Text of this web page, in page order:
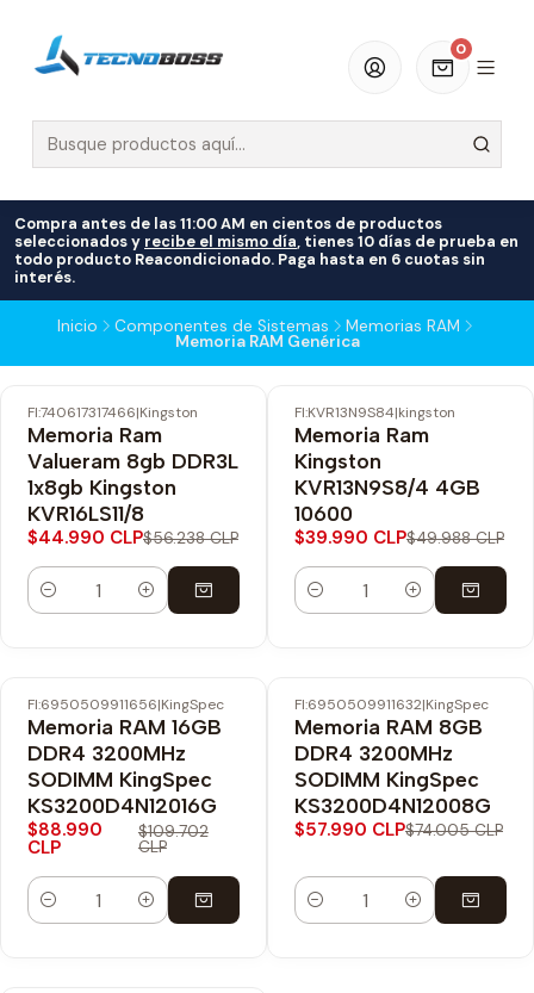
0
Compra antes de las 11:00 AM en cientos de productos
seleccionados y recibe el mismo día, tienes 10 días de prueba en
todo producto Reacondicionado. Paga hasta en 6 cuotas sin
interés.
Inicio Componentes de Sistemas Memorias RAM
Memoria RAM Genérica
-20% OFF
FI:740617317466|Kingston
Memoria Ram
Valueram 8gb DDR3L
1x8gb Kingston
KVR16LS11/8
$44.990 CLP$56.238 CLP
Cantidad
-20% OFF
FI:KVR13N9S84|kingston
Memoria Ram
Kingston
KVR13N9S8/4 4GB
10600
$39.990 CLP$49.988 CLP
Cantidad
-19% OFF
FI:6950509911656|KingSpec
Memoria RAM 16GB
DDR4 3200MHz
SODIMM KingSpec
KS3200D4N12016G
$88.990
CLP
$109.702
CLP
Cantidad
-22% OFF
FI:6950509911632|KingSpec
Memoria RAM 8GB
DDR4 3200MHz
SODIMM KingSpec
KS3200D4N12008G
$57.990 CLP$74.005 CLP
Cantidad